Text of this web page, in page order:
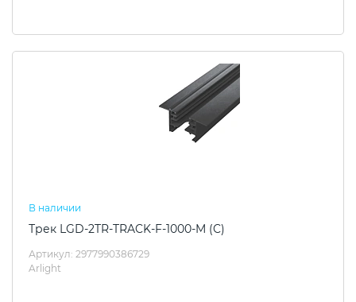
В наличии
Трек LGD-2TR-TRACK-F-1000-M (C)
Артикул: 2977990386729
Arlight